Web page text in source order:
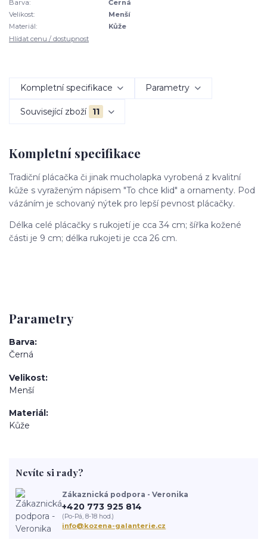
Barva:
Černá
Velikost:
Menší
Materiál:
Kůže
Hlídat cenu / dostupnost
Kompletní specifikace Parametry
Související zboží 11
Kompletní specifikace
Tradiční plácačka či jinak mucholapka vyrobená z kvalitní
kůže s vyraženým nápisem "To chce klid" a ornamenty. Pod
vázáním je schovaný nýtek pro lepší pevnost plácačky.
Délka celé plácačky s rukojetí je cca 34 cm; šířka kožené
části je 9 cm; délka rukojeti je cca 26 cm.
Parametry
Barva
Černá
Velikost
Menší
Materiál
Kůže
Nevíte si rady?
Zákaznická podpora - Veronika
+420 773 925 814
(Po-Pá, 8-18 hod.)
info@kozena-galanterie.cz